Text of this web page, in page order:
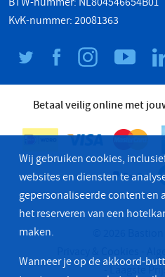
KvK-nummer: 20081363
Betaal veilig online met
Laagste
Wij gebruiken cookies,
websites en diensten te
gepersonaliseerde content en
het reserveren van een
maken.
Wanneer je op de akkoord-